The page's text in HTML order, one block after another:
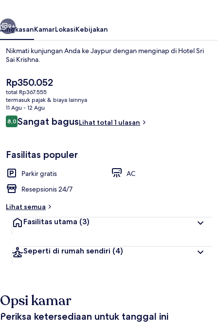
Berikutnya
9+
RingkasanKamarLokasiKebijakan
Nikmati kunjungan Anda ke Jaypur dengan menginap di Hotel Sri
Sai Krishna.
Harga
saat
ini
Rp350.052
Rp350.052
total Rp367.555
termasuk pajak & biaya lainnya
11 Agu - 12 Agu
Ulasan
8,08,0 dari 10
Sangat bagusLihat total 1 ulasan
Fasilitas populer
Parkir gratis
AC
Resepsionis 24/7
Lihat semua
Fasilitas utama (3)
Seperti di rumah sendiri (4)
Opsi kamar
Periksa ketersediaan untuk tanggal ini